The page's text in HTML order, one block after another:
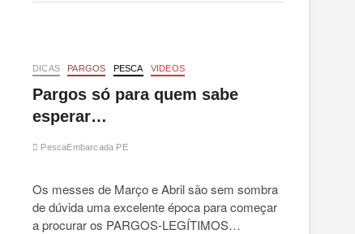
DICAS PARGOS PESCA VIDEOS
Pargos só para quem sabe
esperar…
PescaEmbarcada PE
Os messes de Março e Abril são sem sombra
de dúvida uma excelente época para começar
a procurar os PARGOS-LEGÍTIMOS…